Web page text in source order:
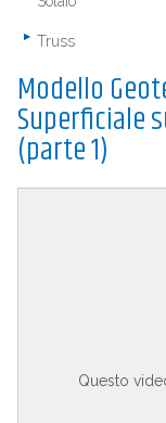
Truss
Modello
Superficiale
(parte 1)
Questo